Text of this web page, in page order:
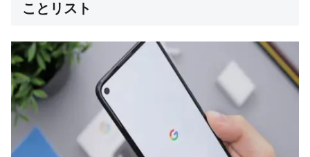
ことリスト